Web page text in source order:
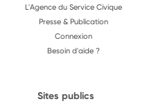
L'Agence du Service Civique
Presse & Publication
Connexion
Besoin d'aide ?
Sites publics